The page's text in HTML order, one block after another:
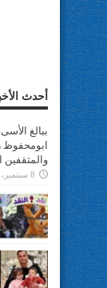
أحدث
ببالغ
والمثقفين
8 سبتمبر، 2025